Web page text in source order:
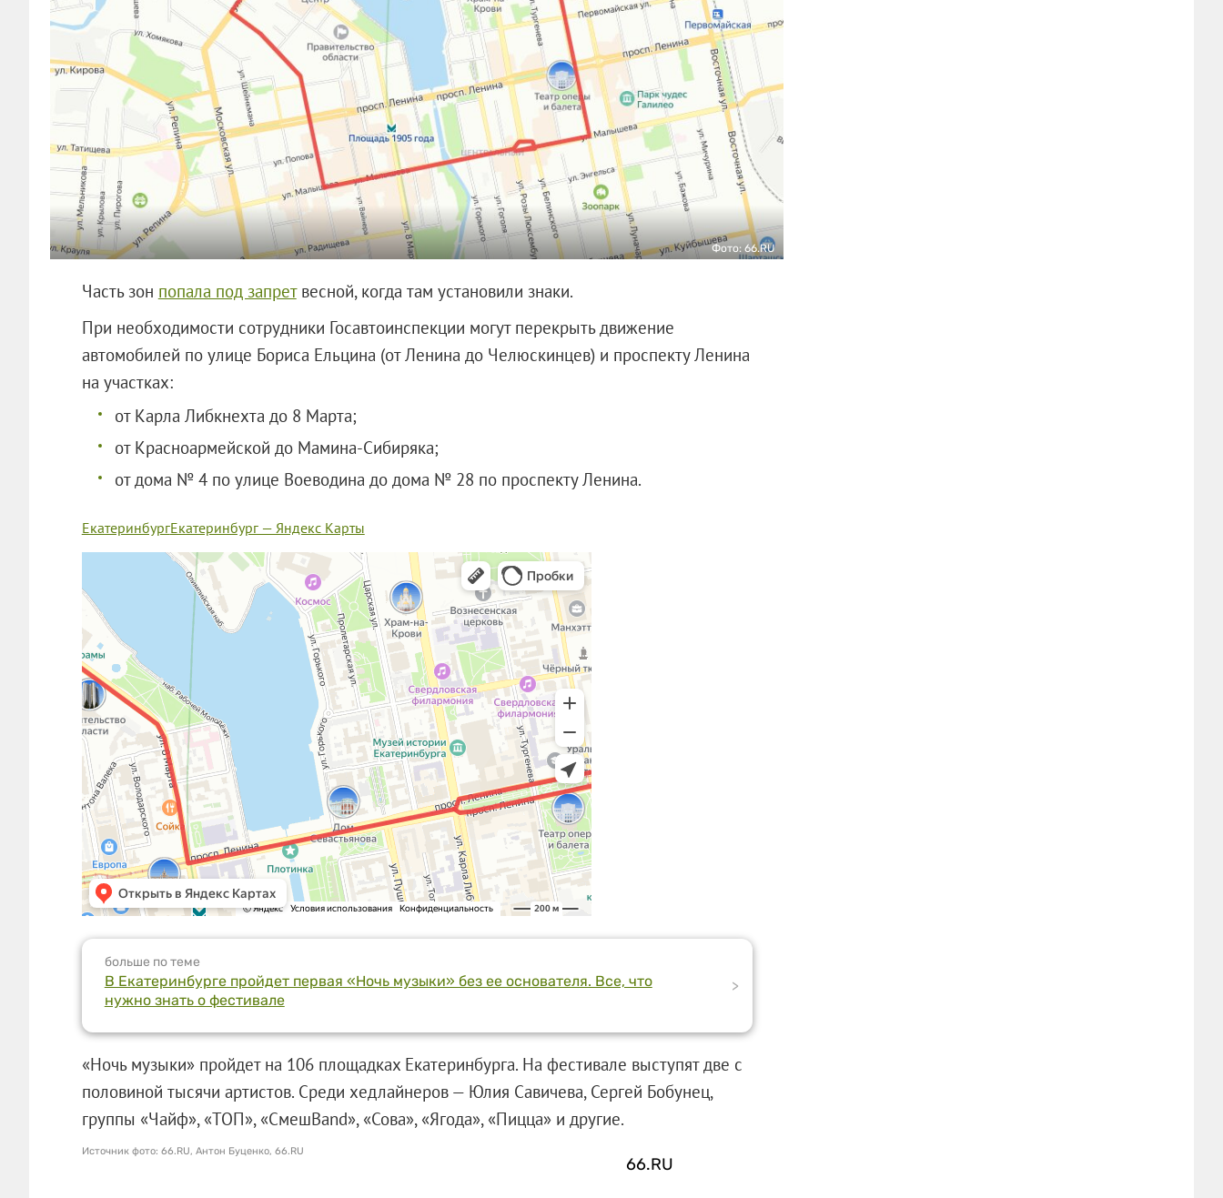
Фото: 66.RU
Часть зон попала под запретвесной, когда там установили знаки.
При необходимости сотрудники Госавтоинспекции могут перекрыть движение
автомобилей по улице Бориса Ельцина (от Ленина до Челюскинцев) и проспекту Ленина
на участках:
от Карла Либкнехта до 8 Марта;
от Красноармейской до Мамина-Сибиряка;
от дома № 4 по улице Воеводина до дома № 28 по проспекту Ленина.
ЕкатеринбургЕкатеринбург — Яндекс Карты
больше по теме
В Екатеринбурге пройдет первая «Ночь музыки» без ее основателя. Все, что
нужно знать о фестивале
>
«Ночь музыки» пройдет на 106 площадках Екатеринбурга. На фестивале выступят две с
половиной тысячи артистов. Среди хедлайнеров — Юлия Савичева, Сергей Бобунец,
группы «Чайф», «ТОП», «СмешBand», «Сова», «Ягода», «Пицца» и другие.
66.RU
Источник фото: 66.RU, Антон Буценко, 66.RU